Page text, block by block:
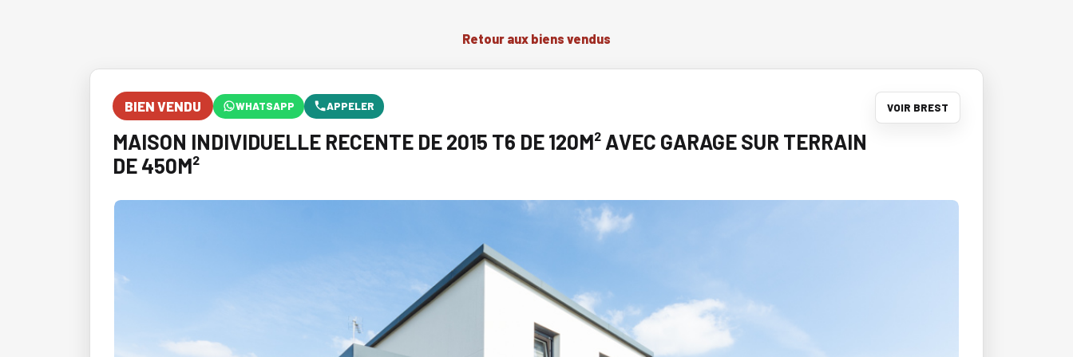
Retour aux biens vendus
BIEN VENDU WHATSAPP APPELER
MAISON INDIVIDUELLE RECENTE DE 2015 T6 DE 120M² AVEC GARAGE SUR TERRAIN
DE 450M²
VOIR BREST